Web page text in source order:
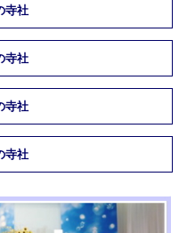
寺社
寺社
寺社
寺社